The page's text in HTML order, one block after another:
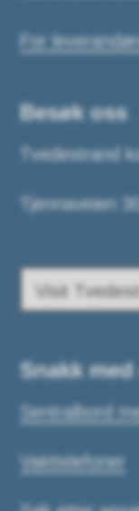
For
Besøk oss
Tvedestrand
Tjennaveien
Visit
Snakk
Sentralbord
Vakttelefoner